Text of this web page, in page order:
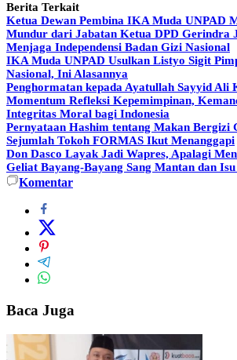
Berita Terkait
Ketua Dewan Pembina IKA Muda UNPAD
Mundur dari Jabatan Ketua DPD Gerindra
Menjaga Independensi Badan Gizi Nasional
IKA Muda UNPAD Usulkan Listyo Sigit
Nasional, Ini Alasannya
Penghormatan kepada Ayatullah Sayyid Ali
Momentum Refleksi Kepemimpinan,
Integritas Moral bagi Indonesia
Pernyataan Hashim tentang Makan
Sejumlah Tokoh FORMAS Ikut Menanggapi
Don Dasco Layak Jadi Wapres, Apalagi
Geliat Bayang-Bayang Sang Mantan dan
Komentar
Baca Juga